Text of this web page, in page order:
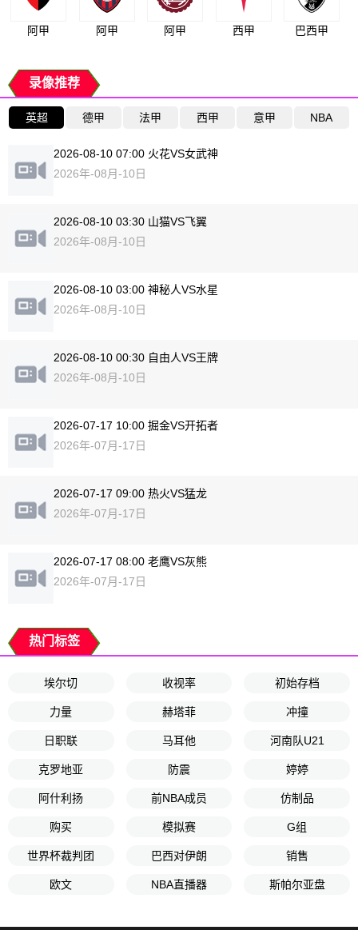
阿甲 阿甲 阿甲 西甲 巴西甲
录像推荐
英超 德甲 法甲 西甲 意甲 NBA
2026-08-10 07:00 火花VS女武神
2026年-08月-10日
2026-08-10 03:30 山猫VS飞翼
2026年-08月-10日
2026-08-10 03:00 神秘人VS水星
2026年-08月-10日
2026-08-10 00:30 自由人VS王牌
2026年-08月-10日
2026-07-17 10:00 掘金VS开拓者
2026年-07月-17日
2026-07-17 09:00 热火VS猛龙
2026年-07月-17日
2026-07-17 08:00 老鹰VS灰熊
2026年-07月-17日
热门标签
埃尔切 收视率 初始存档
力量 赫塔菲 冲撞
日职联 马耳他 河南队U21
克罗地亚 防震 婷婷
阿什利扬 前NBA成员 仿制品
购买 模拟赛 G组
世界杯裁判团 巴西对伊朗 销售
欧文 NBA直播器 斯帕尔亚盘